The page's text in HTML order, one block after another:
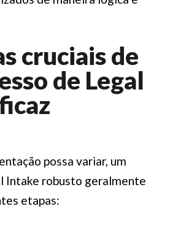
cruciais de
de Legal
possa variar, um
Intake robusto geralmente
etapas: